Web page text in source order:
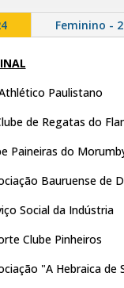
Feminino -
Paulistano
de Regatas do
Paineiras do
Bauruense de
Social da Indústria
Clube Pinheiros
"A Hebraica de